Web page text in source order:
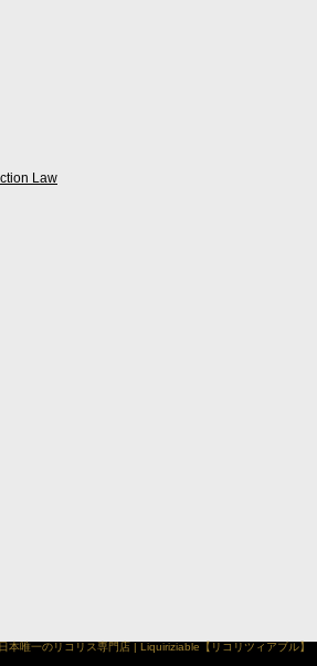
Law
本唯一のリコリス専門店 | Liquiriziable【リコリツィアブル】